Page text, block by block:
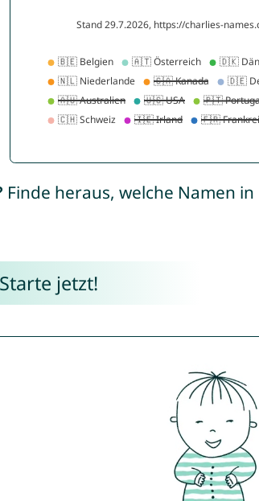
Finde heraus, welche Namen in
jetzt!